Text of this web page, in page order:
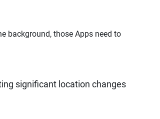
background, those Apps need to
significant location changes